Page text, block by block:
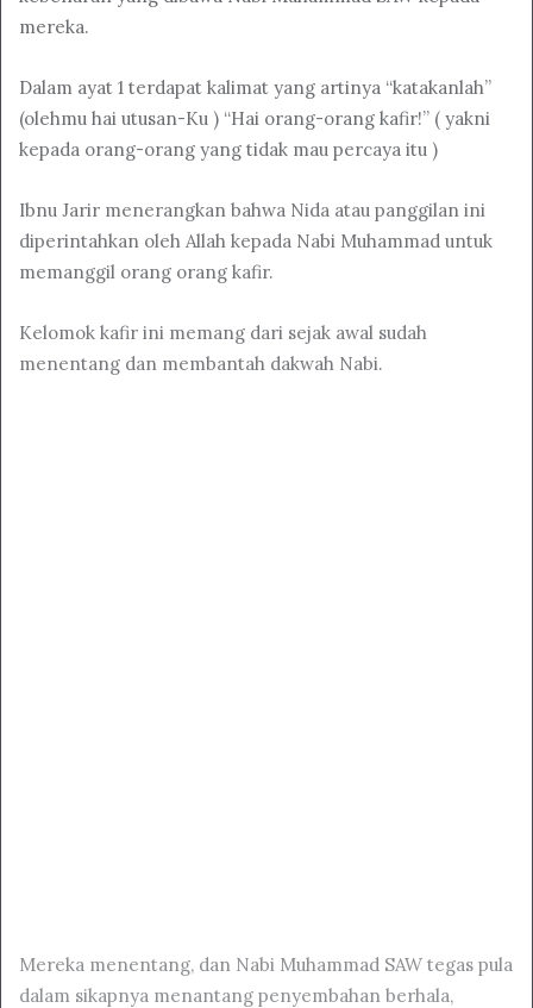
mereka.
Dalam ayat 1 terdapat kalimat yang artinya “katakanlah”
(olehmu hai utusan-Ku ) “Hai orang-orang kafir!” ( yakni
kepada orang-orang yang tidak mau percaya itu )
Ibnu Jarir menerangkan bahwa Nida atau panggilan ini
diperintahkan oleh Allah kepada Nabi Muhammad untuk
memanggil orang orang kafir.
Kelomok kafir ini memang dari sejak awal sudah
menentang dan membantah dakwah Nabi.
Mereka menentang, dan Nabi Muhammad SAW tegas pula
dalam sikapnya menantang penyembahan berhala,